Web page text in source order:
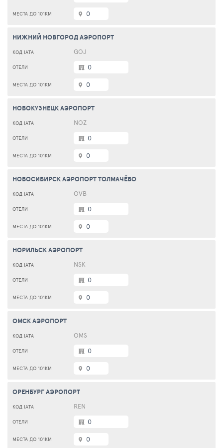
0
НИЖНИЙ НОВГОРОД АЭРОПОРТ
GOJ
0
0
НОВОКУЗНЕЦК АЭРОПОРТ
NOZ
0
0
НОВОСИБИРСК АЭРОПОРТ ТОЛМАЧЁВО
OVB
0
0
НОРИЛЬСК АЭРОПОРТ
NSK
0
0
ОМСК АЭРОПОРТ
OMS
0
0
ОРЕНБУРГ АЭРОПОРТ
REN
0
0